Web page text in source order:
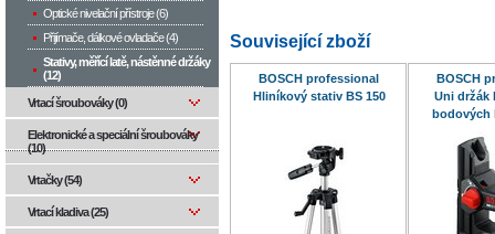
Související zboží
BOSCH professional
Hliníkový stativ BS 150
BOSCH
Uni držák
bodových
Optické nivelační přístroje (6)
Přijímače, dálkové ovladače (4)
Stativy, měřící latě, nástěnné držáky
(12)
Vrtací šroubováky (0)
Elektronické a speciální šroubováky
(10)
Vrtačky (54)
Vrtací kladiva (25)